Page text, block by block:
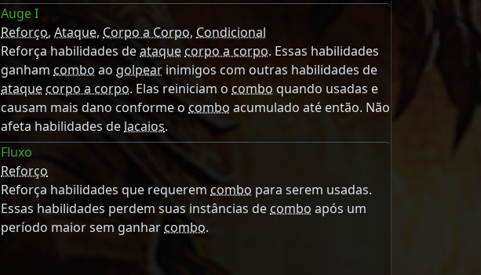
Auge I
Reforço, Ataque, Corpo a Corpo, Condicional
Reforça habilidades deataquecorpo a corpo. Essas habilidades
ganham combo ao golpear inimigos com outras habilidades de
ataquecorpo a corpo. Elas reiniciam o combo quando usadas e
causam mais dano conforme o combo acumulado até então. Não
afeta habilidades delacaios.
Fluxo
Reforço
Reforça habilidades que requerem combo para serem usadas.
Essas habilidades perdem suas instâncias decombo após um
período maior sem ganharcombo.